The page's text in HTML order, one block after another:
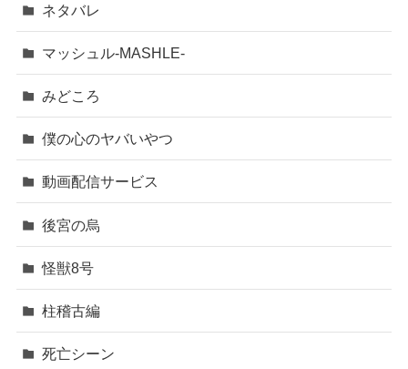
ネタバレ
マッシュル-MASHLE-
みどころ
僕の心のヤバいやつ
動画配信サービス
後宮の烏
怪獣8号
柱稽古編
死亡シーン